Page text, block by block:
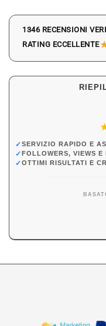
1346 RECENSIONI
RATING ECCELLENTE
✓SERVIZIO RAPIDO E
✓FOLLOWERS, VIEWS
✓OTTIMI RISULTATI E